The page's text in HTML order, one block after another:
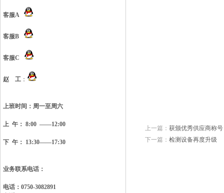
客服A
客服B
客服C
赵 工 ：
上班时间： 周一至周六
上 午： 8:00 ——12:00
下 午： 13:30——17:30
业务联系电话：
电话：0750-3082891
上一篇： 获颁优秀供应商称号
下一篇： 检测设备再度升级